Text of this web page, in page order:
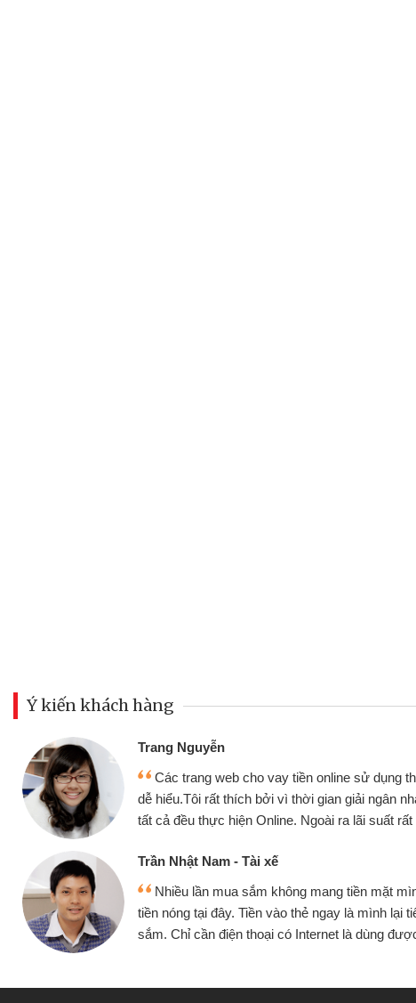
Ý kiến khách hàng
dụng thân thiện,
nhanh chóng
suất rất tốt
mặt mình đều vay
lại tiếp tục mua
được
Mình cần tiền gấp nên
nhưng thật may đã có gói
không cần gặp mặt nên
Tôi kinh doanh buôn
hàng, nhờ biết đến
quyết được công việc của